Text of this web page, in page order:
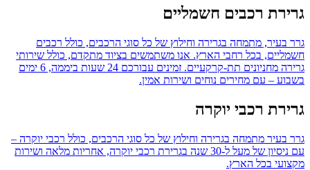
גרירת רכבים חשמליים
גרר בעיר, מתמחה בגרירה וחילוץ של כל סוגי הרכבים, כולל רכבים
חשמליים, בכל רחבי הארץ. אנו משתמשים בציוד מתקדם, כולל שירותי
גרירה מחניונים תת-קרקעיים. זמינים עבורכם 24 שעות ביממה, 6 ימים
בשבוע – עם מחירים נוחים ושירות אמין.
גרירת רכבי יוקרה
גרר בעיר מתמחה בגרירה וחילוץ של כל סוגי הרכבים, כולל רכבי יוקרה –
עם ניסיון של מעל ל-30 שנה בגרירת רכבי יוקרה, אחריות מלאה ושירות
מקצועי בכל הארץ.